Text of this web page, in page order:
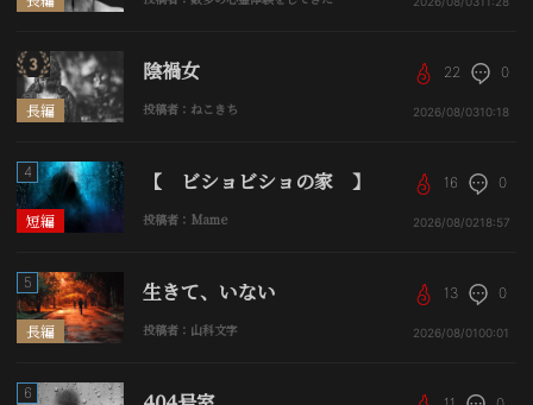
長編
陰禍女
投稿者：ねこきち
22 0
2026/08/0310:18
短編
4 【 ビショビショの家 】
投稿者：Mame
16 0
2026/08/0218:57
長編
5 生きて、いない
投稿者：山科文字
13 0
2026/08/01 00:01
6